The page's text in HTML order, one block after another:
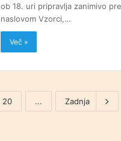
ob 18. uri pripravlja zanimivo
naslovom Vzorci,…
Več »
20 ... Zadnja